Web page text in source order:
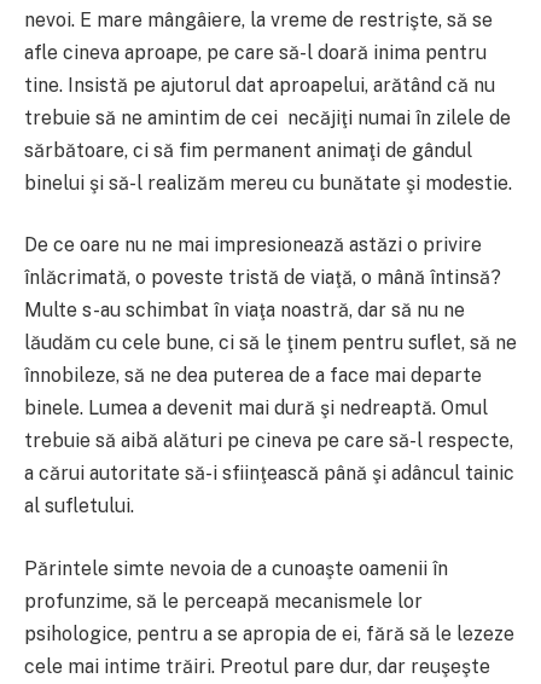
nevoi. E mare mângâiere, la vreme de restrişte, să se
afle cineva aproape, pe care să-l doară inima pentru
tine. Insistă pe ajutorul dat aproapelui, arătând că nu
trebuie să ne amintim de cei necăjiţi numai în zilele de
sărbătoare, ci să fim permanent animaţi de gândul
binelui şi să-l realizăm mereu cu bunătate şi modestie.
De ce oare nu ne mai impresionează astăzi o privire
înlăcrimată, o poveste tristă de viaţă, o mână întinsă?
Multe s-au schimbat în viaţa noastră, dar să nu ne
lăudăm cu cele bune, ci să le ţinem pentru suflet, să ne
înnobileze, să ne dea puterea de a face mai departe
binele. Lumea a devenit mai dură şi nedreaptă. Omul
trebuie să aibă alături pe cineva pe care să-l respecte,
a cărui autoritate să-i sfiinţească până şi adâncul tainic
al sufletului.
Părintele simte nevoia de a cunoaşte oamenii în
profunzime, să le perceapă mecanismele lor
psihologice, pentru a se apropia de ei, fără să le lezeze
cele mai intime trăiri. Preotul pare dur, dar reuşeşte